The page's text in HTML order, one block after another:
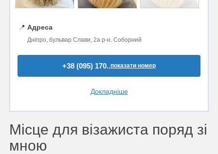
📍 Адреса
Дніпро, бульвар Слави, 2a р-н. Соборний
+38 (095) 170..показати номер
Докладніше
Місце для візажиста поряд зі
мною